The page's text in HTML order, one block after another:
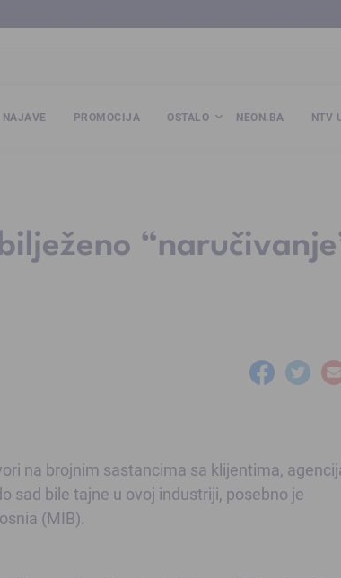
NAJAVE PROMOCIJA OSTALO NEON.BA NTV
na brojnim sastancima sa klijentima,
sad bile tajne u ovoj industriji, posebno je
(MIB).